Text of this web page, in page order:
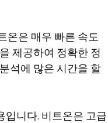
온은 매우 빠른 속도
제공하여 정확한 정
석에 많은 시간을 할
니다. 비트온은 고급